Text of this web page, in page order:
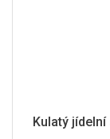
Kulatý